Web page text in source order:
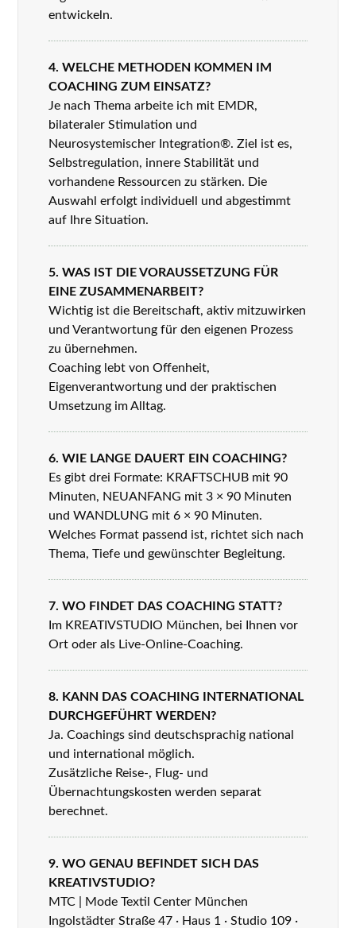
entwickeln.
4. WELCHE METHODEN KOMMEN IM
COACHING ZUM EINSATZ?
Je nach Thema arbeite ich mit EMDR,
bilateraler Stimulation und
Neurosystemischer Integration®. Ziel ist es,
Selbstregulation, innere Stabilität und
vorhandene Ressourcen zu stärken. Die
Auswahl erfolgt individuell und abgestimmt
auf Ihre Situation.
5. WAS IST DIE VORAUSSETZUNG FÜR
EINE ZUSAMMENARBEIT?
Wichtig ist die Bereitschaft, aktiv mitzuwirken
und Verantwortung für den eigenen Prozess
zu übernehmen.
Coaching lebt von Offenheit,
Eigenverantwortung und der praktischen
Umsetzung im Alltag.
6. WIE LANGE DAUERT EIN COACHING?
Es gibt drei Formate: KRAFTSCHUB mit 90
Minuten, NEUANFANG mit 3 × 90 Minuten
und WANDLUNG mit 6 × 90 Minuten.
Welches Format passend ist, richtet sich nach
Thema, Tiefe und gewünschter Begleitung.
7. WO FINDET DAS COACHING STATT?
Im KREATIVSTUDIO München, bei Ihnen vor
Ort oder als Live-Online-Coaching.
8. KANN DAS COACHING INTERNATIONAL
DURCHGEFÜHRT WERDEN?
Ja. Coachings sind deutschsprachig national
und international möglich.
Zusätzliche Reise-, Flug- und
Übernachtungskosten werden separat
berechnet.
9. WO GENAU BEFINDET SICH DAS
KREATIVSTUDIO?
MTC | Mode Textil Center München
Ingolstädter Straße 47 · Haus 1 · Studio 109 ·